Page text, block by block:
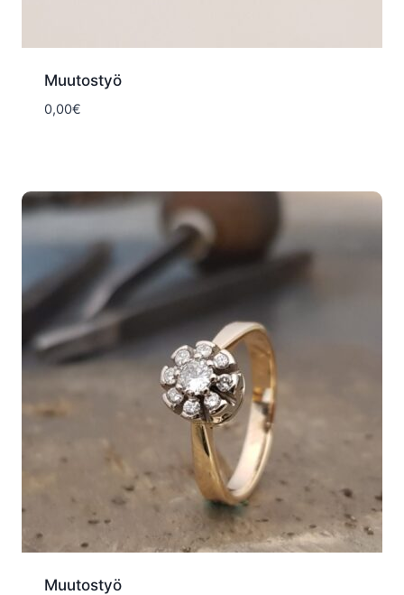
Muutostyö
0,00€
Muutostyö